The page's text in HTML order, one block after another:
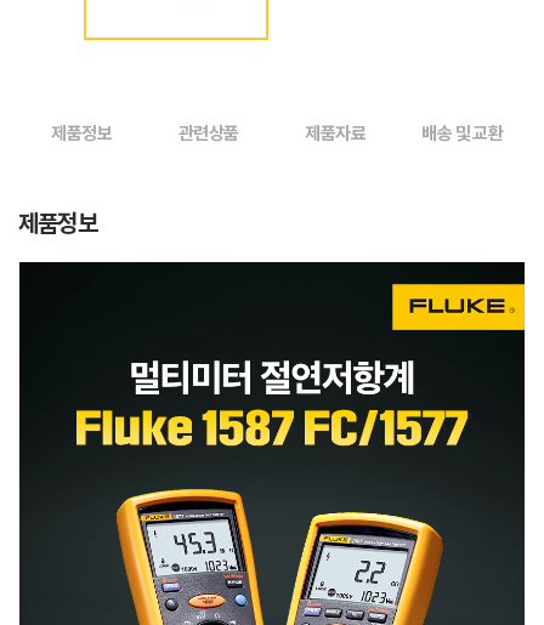
제품정보 관련상품 제품자료 배송 및 교환
제품정보